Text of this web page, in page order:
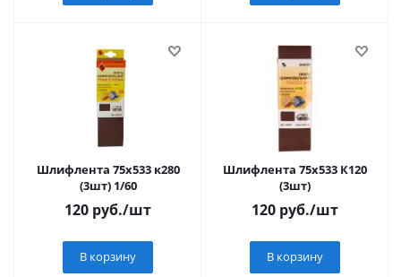
Шлифлента 75х533 к280
(3шт) 1/60
120 руб./шт
В корзину
Шлифлента 75х533 К120
(3шт)
120 руб./шт
В корзину